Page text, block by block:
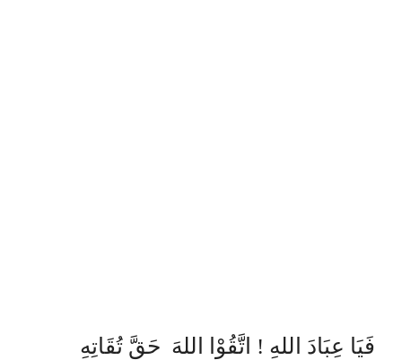
فَيَا عِبَادَ اللهِ ! اتَّقُوْا اللهَ حَقَّ تُقَاتِهِ